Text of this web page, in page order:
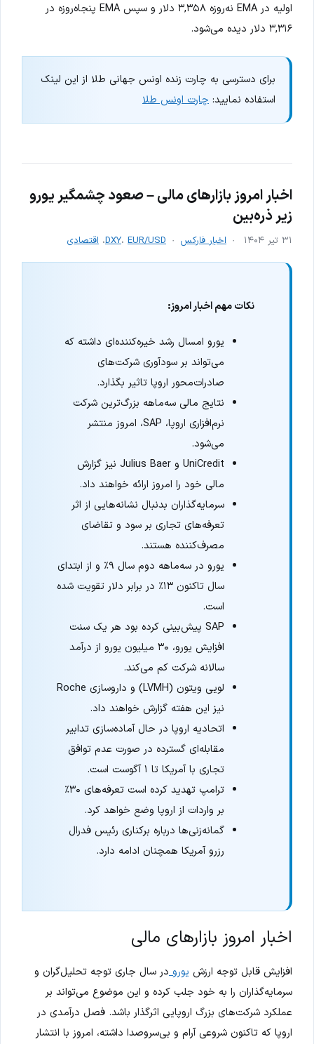
اولیه در EMA نه‌روزه ۳,۳۵۸ دلار و سپس EMA پنجاه‌روزه در
۳,۳۱۶ دلار دیده می‌شود.
برای دسترسی به چارت زنده اونس جهانی طلا از این لینک
استفاده نمایید: چارت اونس طلا
اخبار امروز بازارهای مالی – صعود چشمگیر یورو
زیر ذره‌بین
۳۱ تیر ۱۴۰۴ اخبار فارکس DXY، EUR/USD ، اقتصادی
نکات مهم اخبار امروز:
یورو امسال رشد خیره‌کننده‌ای داشته که
می‌تواند بر سودآوری شرکت‌های
صادرات‌محور اروپا تاثیر بگذارد.
نتایج مالی سه‌ماهه بزرگ‌ترین شرکت
نرم‌افزاری اروپا، SAP، امروز منتشر
می‌شود.
UniCredit و Julius Baer نیز گزارش
مالی خود را امروز ارائه خواهند داد.
سرمایه‌گذاران بدنبال نشانه‌هایی از اثر
تعرفه‌های تجاری بر سود و تقاضای
مصرف‌کننده هستند.
یورو در سه‌ماهه دوم سال ۹٪ و از ابتدای
سال تاکنون ۱۳٪ در برابر دلار تقویت شده
است.
SAP پیش‌بینی کرده بود هر یک سنت
افزایش یورو، ۳۰ میلیون یورو از درآمد
سالانه شرکت کم می‌کند.
لویی ویتون (LVMH) و داروسازی Roche
نیز این هفته گزارش خواهند داد.
اتحادیه اروپا در حال آماده‌سازی تدابیر
مقابله‌ای گسترده در صورت عدم توافق
تجاری با آمریکا تا ۱ آگوست است.
ترامپ تهدید کرده است تعرفه‌های ۳۰٪
بر واردات از اروپا وضع خواهد کرد.
گمانه‌زنی‌ها درباره برکناری رئیس فدرال
رزرو آمریکا همچنان ادامه دارد.
اخبار امروز بازارهای مالی
افزایش قابل توجه ارزش یورودر سال جاری توجه تحلیل‌گران و
سرمایه‌گذاران را به خود جلب کرده و این موضوع می‌تواند بر
عملکرد شرکت‌های بزرگ اروپایی اثرگذار باشد. فصل درآمدی در
اروپا که تاکنون شروعی آرام و بی‌سروصدا داشته، امروز با انتشار